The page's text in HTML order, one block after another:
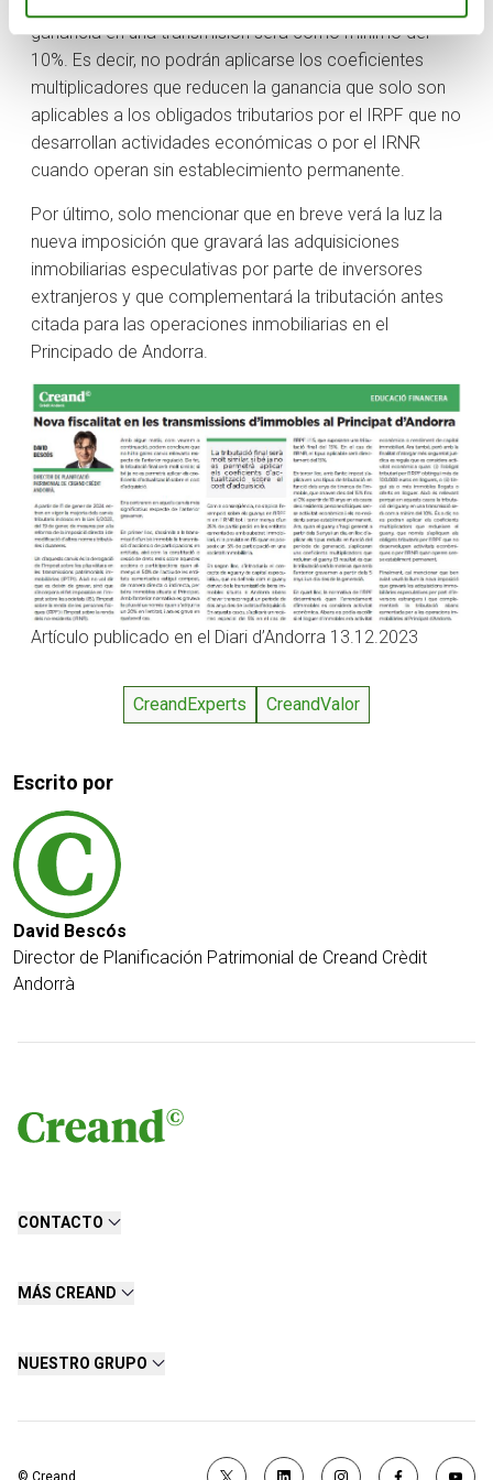
ganancia en una transmisión será como mínimo del
10%. Es decir, no podrán aplicarse los coeficientes
multiplicadores que reducen la ganancia que solo son
aplicables a los obligados tributarios por el IRPF que no
desarrollan actividades económicas o por el IRNR
cuando operan sin establecimiento permanente.
Por último, solo mencionar que en breve verá la luz la
nueva imposición que gravará las adquisiciones
inmobiliarias especulativas por parte de inversores
extranjeros y que complementará la tributación antes
citada para las operaciones inmobiliarias en el
Principado de Andorra.
Artículo publicado en el Diari d’Andorra 13.12.2023
CreandExperts CreandValor
Escrito por
David Bescós
Director de Planificación Patrimonial de Creand Crèdit
Andorrà
CONTACTO
MÁS CREAND
NUESTRO GRUPO
© Creand